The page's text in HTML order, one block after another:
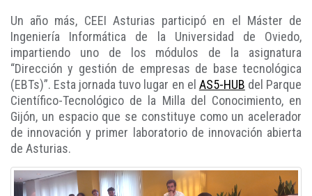
Un año más, CEEI Asturias participó en el Máster de
Ingeniería Informática de la Universidad de Oviedo,
impartiendo uno de los módulos de la asignatura
“Dirección y gestión de empresas de base tecnológica
(EBTs)”. Esta jornada tuvo lugar en el AS5-HUB del Parque
Científico-Tecnológico de la Milla del Conocimiento, en
Gijón, un espacio que se constituye como un acelerador
de innovación y primer laboratorio de innovación abierta
de Asturias.